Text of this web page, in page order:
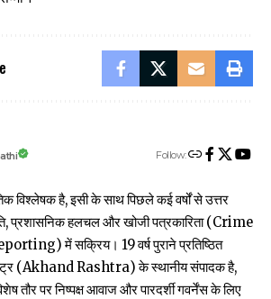
Follow:
विश्लेषक है, इसी के साथ पिछले कई वर्षों से उत्तर
प्रशासनिक हलचल और खोजी पत्रकारिता (Crime
में सक्रिय। 19 वर्ष पुराने प्रतिष्ठित
(Akhand Rashtra) के स्थानीय संपादक है,
पर निष्पक्ष आवाज और पारदर्शी गवर्नेंस के लिए